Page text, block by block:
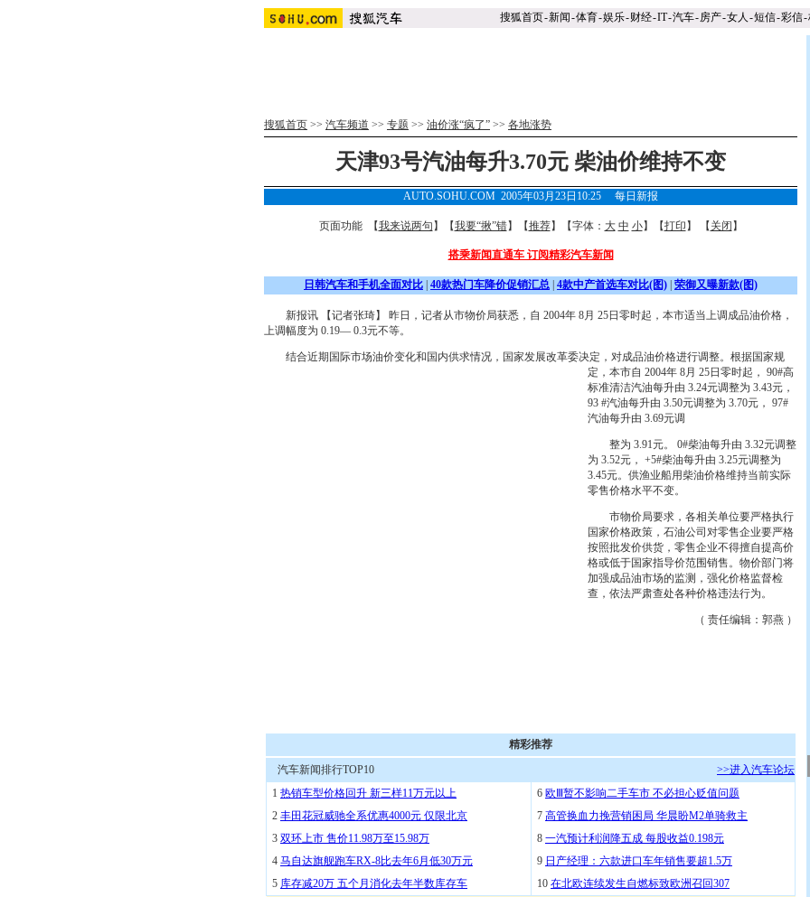
搜狐首页-新闻-体育-娱乐-财经-IT-汽车-房产-女人 -短信-彩信-
搜狐首页 >> 汽车频道 >> 专题 >> 油价涨“疯了” >> 各地涨势
天津93号汽油每升3.70元 柴油价维持不变
AUTO.SOHU.COM 2005年03月23日10:25 每日新报
页面功能 【我来说两句 】【我要“揪”错】【推荐】【字体： 大 中 小】【打印 】 【 关闭 】
搭乘新闻直通车 订阅精彩汽车新闻
日韩汽车和手机全面对比 40款热门车降价促销汇总 4款中产首选车对比(图) 荣御又曝新款(图)
新报讯 【记者张琦】 昨日，记者从市物价局获悉，自 2004年 8月 25日零时起，本市适当上调成品油价格，
上调幅度为 0.19— 0.3元不等。
结合近期国际市场油价变化和国内供求情况，国家发展改革委决定，对成品油价格进行调整。 根据国家规
定，本市自 2004年 8月 25日零时起， 90#高
标准清洁汽油每升由 3.24元调整为 3.43元，
93 #汽油每升由 3.50元调整为 3.70元， 97#
汽油每升由 3.69元调
整为 3.91元。 0#柴油每升由 3.32元调整
为 3.52元， +5#柴油每升由 3.25元调整为
3.45元。供渔业船用柴油价格维持当前实际
零售价格水平不变。
市物价局要求，各相关单位要严格执行
国家价格政策，石油公司对零售企业要严格
按照批发价供货，零售企业不得擅自提高价
格或低于国家指导价范围销售。物价部门将
加强成品油市场的监测，强化价格监督检
查，依法严肃查处各种价格违法行为。
（ 责任编辑：郭燕 ）
精彩推荐
汽车新闻排行TOP10
>>进入汽车论坛
1 热销车型价格回升 新三样11万元以上
2 丰田花冠威驰全系优惠4000元 仅限北京
3 双环上市 售价11.98万至15.98万
4 马自达旗舰跑车RX-8比去年6月低30万元
5 库存减20万 五个月消化去年半数库存车
6 欧Ⅲ暂不影响二手车市 不必担心贬值问题
7 高管换血力挽营销困局 华晨盼M2单骑救主
8 一汽预计利润降五成 每股收益0.198元
9 日产经理：六款进口车年销售要超1.5万
10 在北欧连续发生自燃标致欧洲召回307